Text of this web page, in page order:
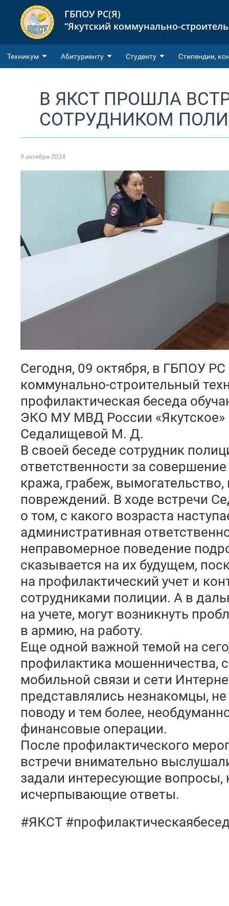
ГБПОУ РС(Я)
“Якутский коммунально-
Техникум Абитуриенту Студенту Cтипендии,
В ЯКСТ ПРОШЛА
СОТРУДНИКОМ
9 октября 2024
Сегодня, 09 октября, в ГБПОУ РС
коммунально-строительный
профилактическая беседа
ЭКО МУ МВД России
Седалищевой М. Д.
В своей беседе сотрудник
ответственности за
кража, грабеж,
повреждений. В ходе встречи
о том, с какого возраста
административная
неправомерное поведение
сказывается на их будущем,
на профилактический учет и
сотрудниками полиции. А в
на учете, могут возникнуть
в армию, на работу.
Еще одной важной темой на
профилактика
мобильной связи и сети
представлялись незнакомцы, не
поводу и тем более,
финансовые операции.
После профилактического
встречи внимательно
задали интересующие вопросы,
исчерпывающие ответы.
#ЯКСТ